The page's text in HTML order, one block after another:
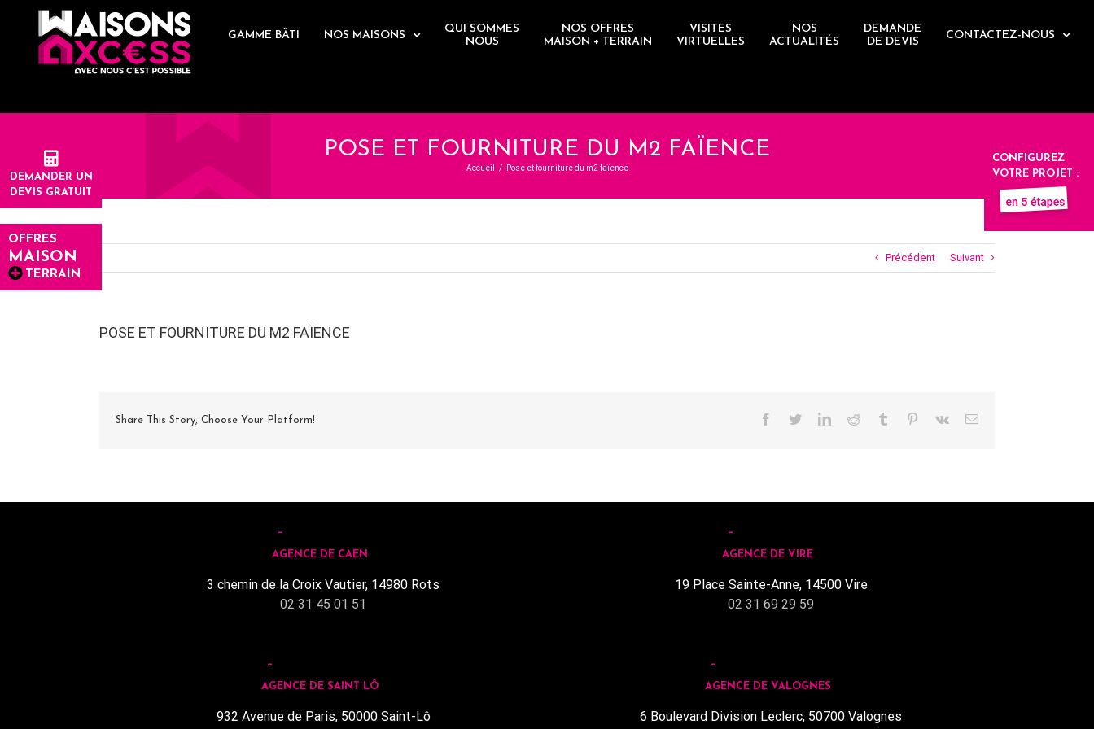
GAMME BÂTI NOS MAISONS
QUI SOMMES
NOUS
NOS OFFRES
MAISON + TERRAIN
VISITES
VIRTUELLES
NOS
ACTUALITÉS
DEMANDE
DE DEVIS
CONTACTEZ-NOUS
DEMANDER UN
DEVIS GRATUIT
OFFRES
MAISON
TERRAIN
CONFIGUREZ
VOTRE PROJET :
POSE ET FOURNITURE DU M2 FAÏENCE
Accueil / Pose et fourniture du m2 faïence
Précédent Suivant
POSE ET FOURNITURE DU M2 FAÏENCE
Share This Story, Choose Your Platform! Facebook
TwitterLinkedInReddit Tumblr Pinterest
Vk Email
AGENCE DE CAEN
3 chemin de la Croix Vautier, 14980 Rots
02 31 45 01 51
AGENCE DE VIRE
19 Place Sainte-Anne, 14500 Vire
02 31 69 29 59
AGENCE DE SAINT LÔ
932 Avenue de Paris, 50000 Saint-Lô
AGENCE DE VALOGNES
6 Boulevard Division Leclerc, 50700 Valognes
Panneau de gestion des cookies